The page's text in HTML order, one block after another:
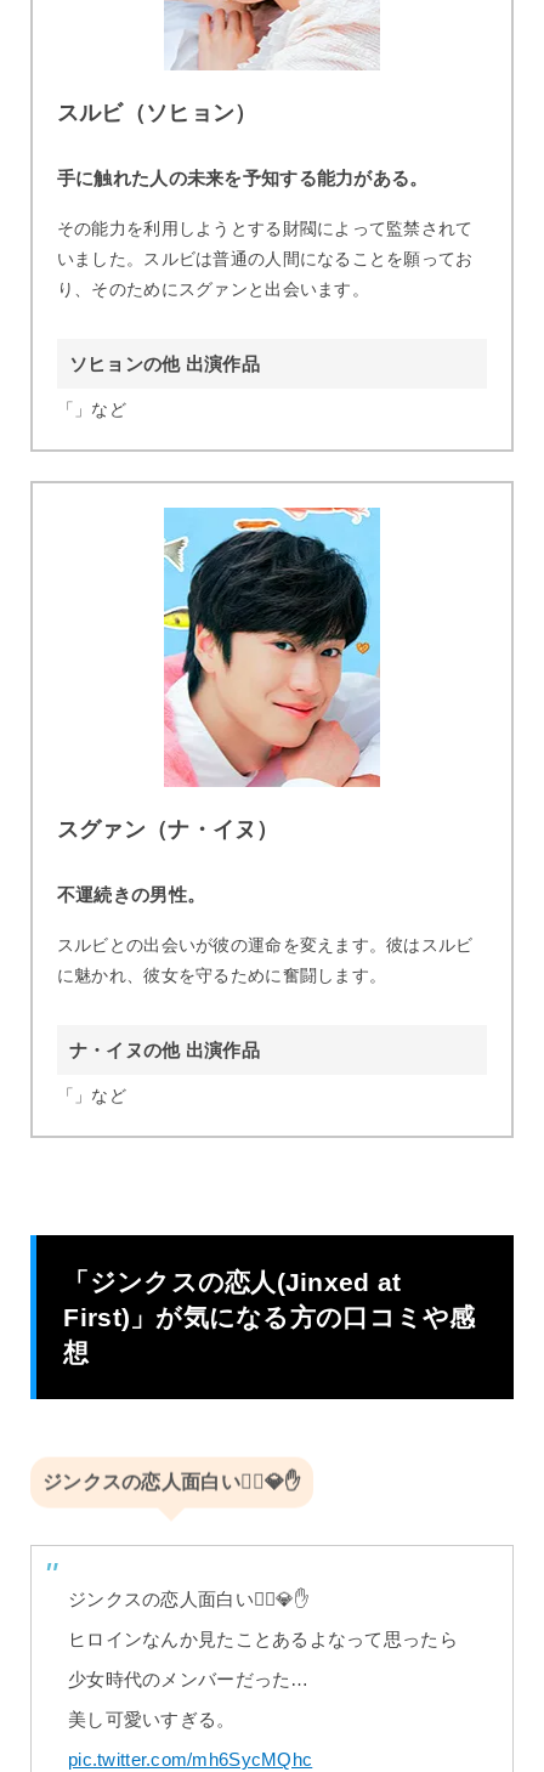
スルビ（ソヒョン）
手に触れた人の未来を予知する能力がある。
その能力を利用しようとする財閥によって監禁されて
いました。スルビは普通の人間になることを願ってお
り、そのためにスグァンと出会います。
ソヒョンの他 出演作品
「」など
スグァン（ナ・イヌ）
不運続きの男性。
スルビとの出会いが彼の運命を変えます。彼はスルビ
に魅かれ、彼女を守るために奮闘します。
ナ・イヌの他 出演作品
「」など
「ジンクスの恋人(Jinxed at
First)」が気になる方の口コミや感
想
ジンクスの恋人面白い🧙‍♀️💎✋
ジンクスの恋人面白い🧙‍♀️💎✋
ヒロインなんか見たことあるよなって思ったら
少女時代のメンバーだった…
美し可愛いすぎる。
pic.twitter.com/mh6SycMQhc